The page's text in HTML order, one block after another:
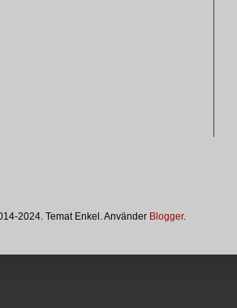
2024. Temat Enkel. Använder Blogger.